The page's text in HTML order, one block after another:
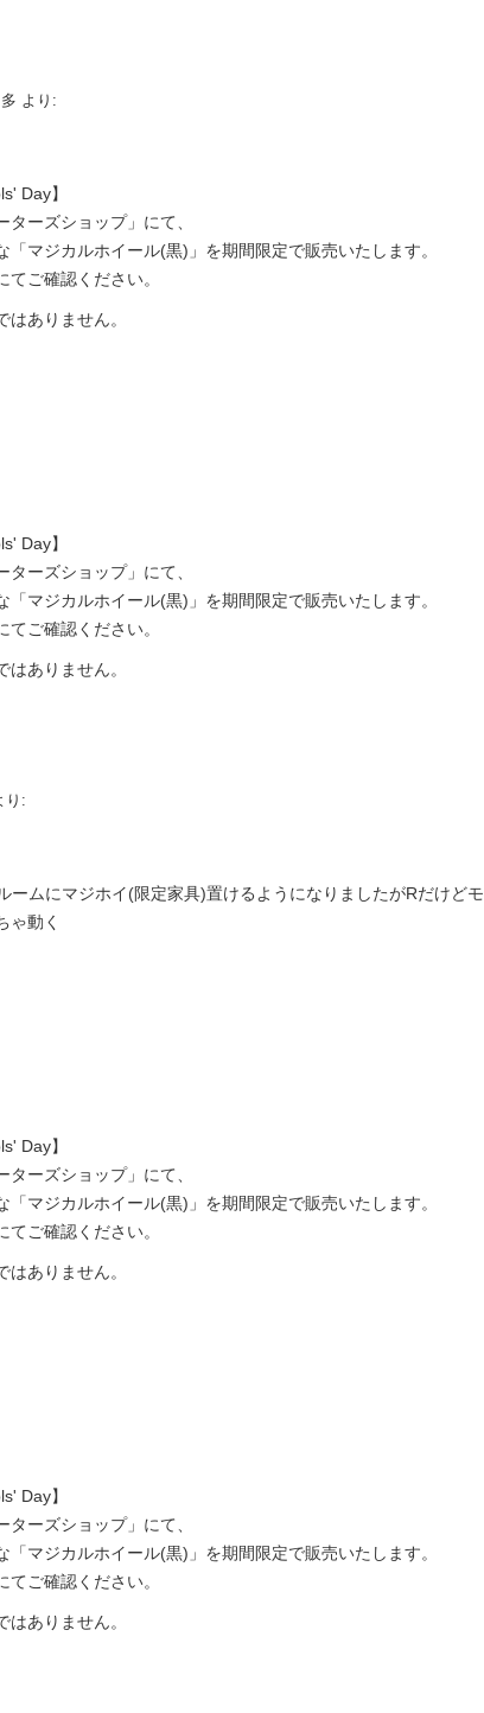
より:
Day】
ーズショップ」にて、
「マジカルホイール(黒)」を期間限定で販売いたします。
ご確認ください。
ありません。
Day】
ーズショップ」にて、
「マジカルホイール(黒)」を期間限定で販売いたします。
ご確認ください。
ありません。
り:
ームにマジホイ(限定家具)置けるようになりましたがRだけどモ
ゃ動く
Day】
ーズショップ」にて、
「マジカルホイール(黒)」を期間限定で販売いたします。
ご確認ください。
ありません。
Day】
ーズショップ」にて、
「マジカルホイール(黒)」を期間限定で販売いたします。
ご確認ください。
ありません。